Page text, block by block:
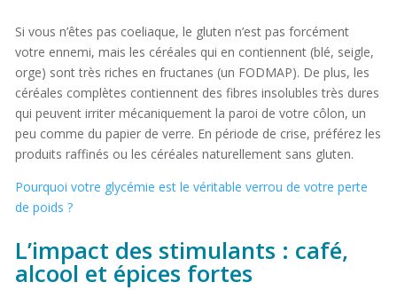
Si vous n’êtes pas coeliaque, le gluten n’est pas forcément
votre ennemi, mais les céréales qui en contiennent (blé, seigle,
orge) sont très riches en fructanes (un FODMAP). De plus, les
céréales complètes contiennent des fibres insolubles très dures
qui peuvent irriter mécaniquement la paroi de votre côlon, un
peu comme du papier de verre. En période de crise, préférez les
produits raffinés ou les céréales naturellement sans gluten.
Pourquoi votre glycémie est le véritable verrou de votre perte
de poids ?
L’impact des stimulants : café,
alcool et épices fortes